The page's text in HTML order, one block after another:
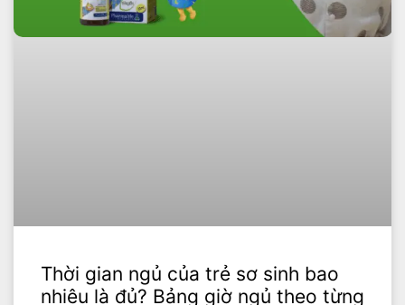
Thời gian ngủ của trẻ sơ sinh bao
nhiêu là đủ? Bảng giờ ngủ theo từng